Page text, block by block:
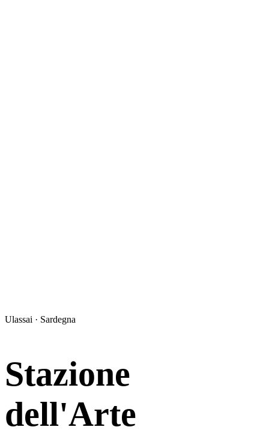
Ulassai · Sardegna
Stazione
dell'Arte